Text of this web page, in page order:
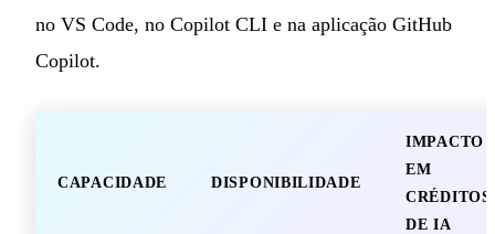
no VS Code, no Copilot CLI e na aplicação GitHub
Copilot.
CAPACIDADE DISPONIBILIDADE
IMPACTO
EM
CRÉDITOS
DE IA